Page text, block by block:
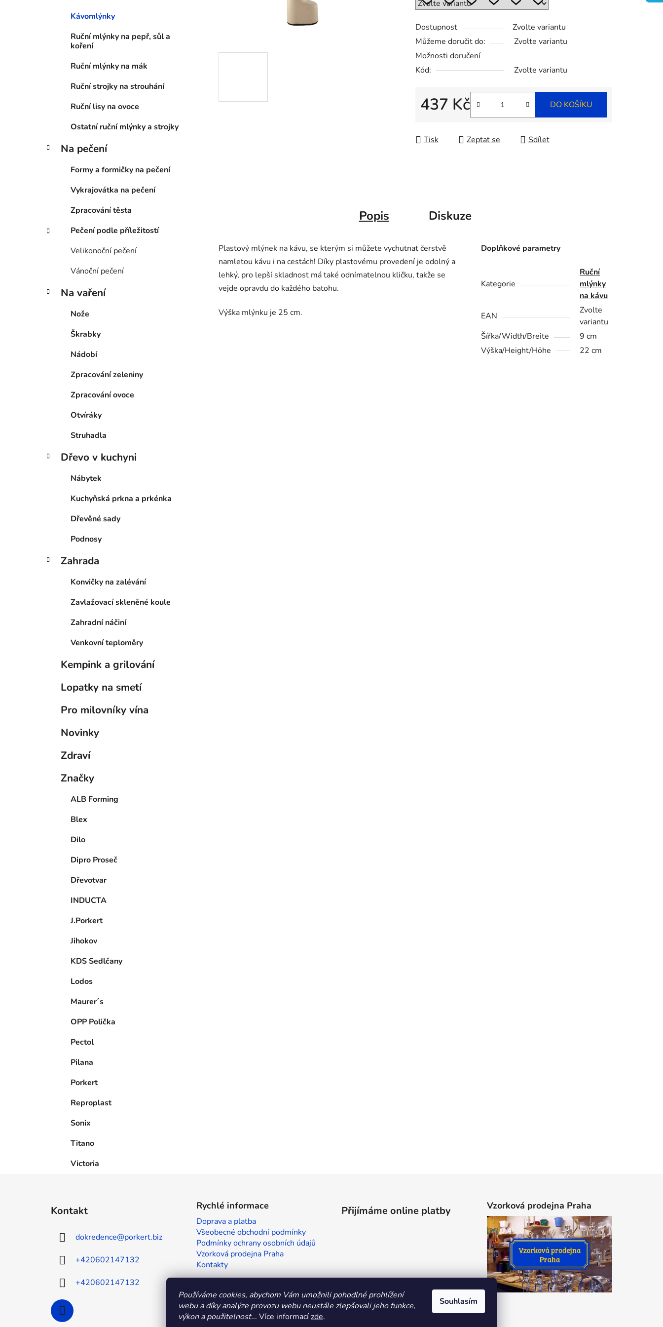
Používáme cookies, abychom Vám umožnili pohodlné prohlížení
webu a díky analýze provozu webu neustále zlepšovali jeho funkce,
výkon a použitelnost... Více informacízde.
Souhlasím
Kávomlýnky
Ruční mlýnky na pepř, sůl a
koření
Ruční mlýnky na mák
Ruční strojky na strouhání
Ruční lisy na ovoce
Ostatní ruční mlýnky a strojky
Na pečení
Formy a formičky na pečení
Vykrajovátka na pečení
Zpracování těsta
Pečení podle příležitostí
Velikonoční pečení
Vánoční pečení
Na vaření
Nože
Škrabky
Nádobí
Zpracování zeleniny
Zpracování ovoce
Otvíráky
Struhadla
Dřevo v kuchyni
Nábytek
Kuchyňská prkna a prkénka
Dřevěné sady
Podnosy
Zahrada
Konvičky na zalévání
Zavlažovací skleněné koule
Zahradní náčiní
Venkovní teploměry
Kempink a grilování
Lopatky na smetí
Pro milovníky vína
Novinky
Zdraví
Značky
ALB Forming
Blex
Dilo
Dipro Proseč
Dřevotvar
INDUCTA
J.Porkert
Jihokov
KDS Sedlčany
Lodos
Maurer´s
OPP Polička
Pectol
Pilana
Porkert
Reproplast
Sonix
Titano
Victoria
z
hvězdiček.
Dostupnost
Zvolte variantu
Můžeme doručit do:
Zvolte variantu
Možnosti doručení
Kód:
Zvolte variantu
437 Kč DO KOŠÍKU
Tisk Zeptat se Sdílet
Popis Diskuze
Plastový mlýnek na kávu, se kterým si můžete vychutnat čerstvě
namletou kávu i na cestách! Díky plastovému provedení je odolný a
lehký, pro lepší skladnost má také odnímatelnou kličku, takže se
vejde opravdu do každého batohu.
Výška mlýnku je 25 cm.
Doplňkové parametry
Kategorie
Ruční
mlýnky
na kávu
EAN
Zvolte
variantu
Šířka/Width/Breite
9 cm
Výška/Height/Höhe
22 cm
Kontakt
dokredence@porkert.biz
+420602147132
+420602147132
Rychlé informace
Doprava a platba
Všeobecné obchodní podmínky
Podmínky ochrany osobních údajů
Vzorková prodejna Praha
Kontakty
Přijímáme online platby Vzorková prodejna Praha